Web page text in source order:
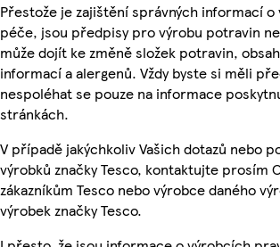
Přestože je zajištění správných informací
péče, jsou předpisy pro výrobu potravin
může dojít ke změně složek potravin,
informací a alergenů. Vždy byste si měli
nespoléhat se pouze na informace
stránkách.
V případě jakýchkoliv Vašich dotazů nebo
výrobků značky Tesco, kontaktujte prosím
zákazníkům Tesco nebo výrobce daného
výrobek značky Tesco.